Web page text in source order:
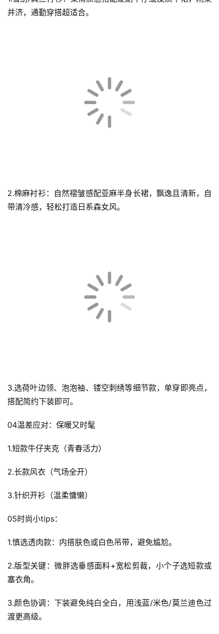
并济，通勤穿搭超适合。
2.棉麻衬衫：自然褶皱感配亚麻半身长裙，飘逸且清新，自
带清冷感，轻松打造日系森女风。
3.选荷叶边领、泡泡袖、镂空刺绣等细节款，单穿即亮点，
搭配简约下装即可。
04温差应对：保暖又时髦
1.短款牛仔夹克（青春活力）
2.长款风衣（气场全开）
3.针织开衫（温柔慵懒）
05时尚小tips：
1.慎选透肉款：内搭肤色或白色吊带，避免尴尬。
2.版型关键：微胖选垂感面料+宽松剪裁，小个子选短款或
塞衣角。
3.颜色协调：下装避免纯白全白，用浅蓝/米色/莫兰迪色过
渡更高级。